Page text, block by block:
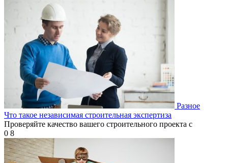
Разное
Что такое независимая строительная экспертиза
Проверяйте качество вашего строительного проекта с
0 8